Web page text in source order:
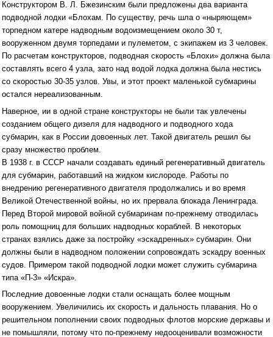
Конструктором В. Л. Бжезинским были предложены два варианта
подводной лодки «Блохам. По существу, речь шла о «ныряющем»
торпедном катере надводным водоизмещением около 30 т,
вооруженном двумя торпедами и пулеметом, с экипажем из 3 человек.
По расчетам конструкторов, подводная скорость «Блохи» должна была
составлять всего 4 узла, зато над водой лодка должна была нестись
со скоростью 30-35 узлов. Увы, и этот проект маленькой субмарины
остался нереализованным.
Наверное, ии в одной стране конструкторы не были так увлечены
созданием общего дизеля для надводного и подводного хода
субмарин, как в России довоенных лет. Такой двигатель решил бы
сразу множество проблем.
В 1938 г. в СССР начали создавать единый регенеративный двигатель
для субмарин, работавший на жидком кислороде. Работы по
внедрению регенеративного двигателя продолжались и во время
Великой Отечественной войны, но их прервала блокада Ленинграда.
Перед Второй мировой войной субмаринам по-прежнему отводилась
роль помощниц для больших надводных кораблей. В некоторых
странах взялись даже за постройку «эскадренных» субмарин. Они
должны были в надводном положении сопровождать эскадру военных
судов. Примером такой подводной лодки может служить субмарина
типа «П-3» «Искра».
Последние довоенные лодки стали оснащать более мощным
вооружением. Увеличились их скорость и дальность плавания. Но о
решительном пополнении своих подводных флотов морские державы и
не помышляли, потому что по-прежнему недооценивали возможности